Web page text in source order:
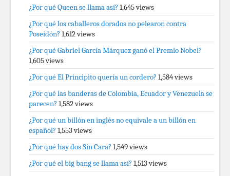
¿Por qué Queen se llama así? 1,645 views
¿Por qué los caballeros dorados no pelearon contra
Poseidón? 1,612 views
¿Por qué Gabriel García Márquez ganó el Premio Nobel?
1,605 views
¿Por qué El Principito quería un cordero? 1,584 views
¿Por qué las banderas de Colombia, Ecuador y Venezuela se
parecen? 1,582 views
¿Por qué un billón en inglés no equivale a un billón en
español? 1,553 views
¿Por qué hay dos Sin Cara? 1,549 views
¿Por qué el big bang se llama así? 1,513 views